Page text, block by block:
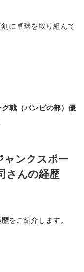
に卓球を取り組んで
戦（バンビの部）優
ャンクスポー
さんの経歴
歴をご紹介します。